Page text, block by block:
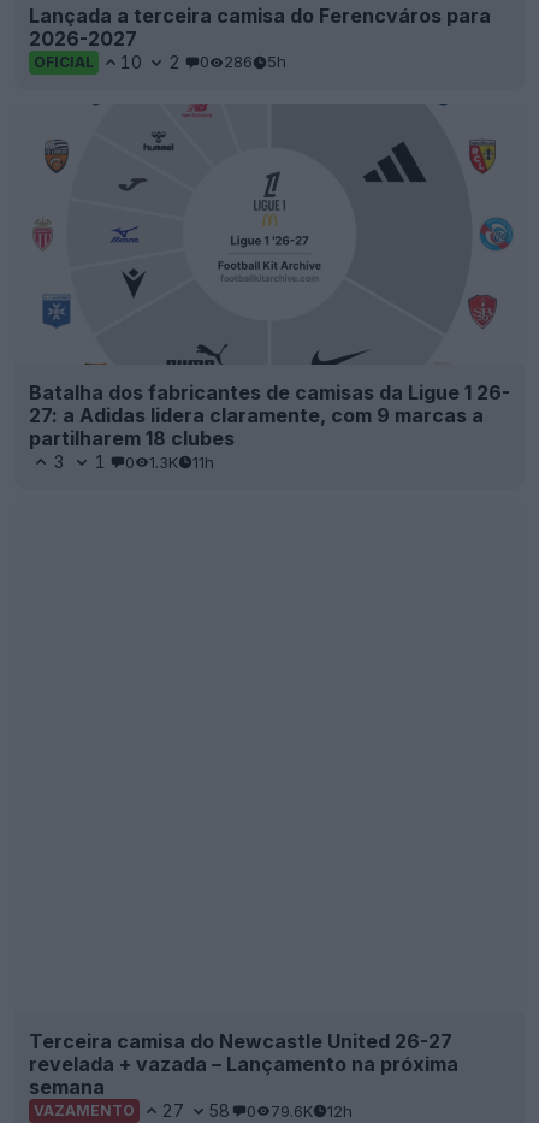
Lançada a terceira camisa do Ferencváros para
2026-2027
OFICIAL 10 2 0 286 5h
Batalha dos fabricantes de camisas da Ligue 1 26-
27: a Adidas lidera claramente, com 9 marcas a
partilharem 18 clubes
3 1 0 1.3K 11h
Terceira camisa do Newcastle United 26-27
revelada + vazada – Lançamento na próxima
semana
VAZAMENTO 27 58 0 79.6K 12h